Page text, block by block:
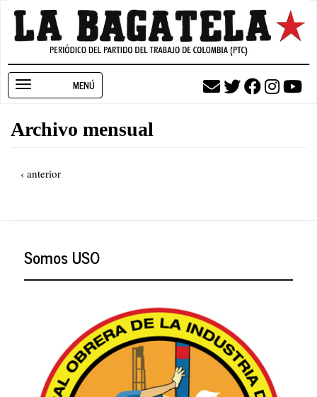
Pasar
contenido
navigation
Archivo mensual
Paginación
Página
‹ anterior
Somos USO